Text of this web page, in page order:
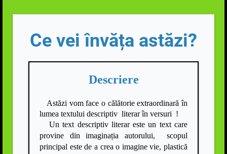
Ce vei învăța astăzi?
Descriere
Astăzi vom face o călătorie extraordinară în
lumea textului descriptiv literar în versuri !
Un text descriptiv literar este un text care
provine din imaginația autorului, scopul
principal este de a crea o imagine vie, plastică